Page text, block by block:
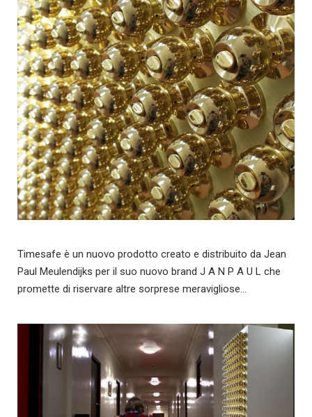
Timesafe è un nuovo prodotto creato e distribuito da Jean
Paul Meulendijks per il suo nuovo brand J A N P A U L che
promette di riservare altre sorprese meravigliose…